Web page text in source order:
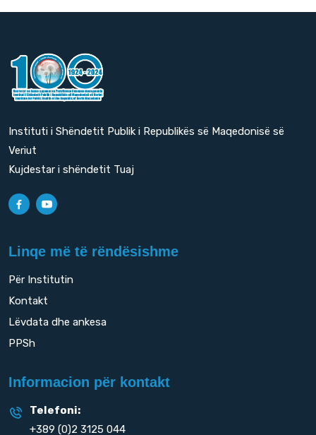
Instituti i Shëndetit Publik i Republikës së Maqedonisë së
Veriut
Kujdestar i shëndetit Tuaj
Linqe më të rëndësishme
Për Institutin
Kontakt
Lëvdata dhe ankesa
PPSh
Informacion për kontakt
Telefoni:
+389 (0)2 3125 044